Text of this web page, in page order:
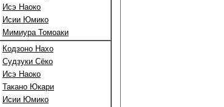
Исэ Наоко
Исии Юмико
Мимиура Томоаки
Кодзоно Нахо
Судзуки Сёко
Исэ Наоко
Такано Юкари
Исии Юмико